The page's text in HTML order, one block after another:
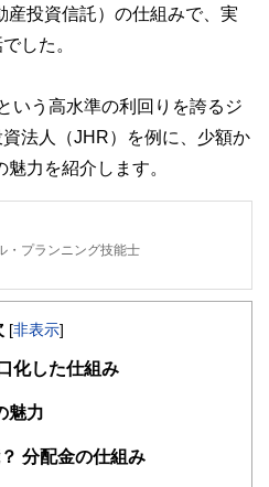
産投資信託）の仕組みで、実
した。
いう高水準の利回りを誇るジ
法人（JHR）を例に、少額か
力を紹介します。
・プランニング技能士
[非表示]
化した仕組み
魅力
分配金の仕組み